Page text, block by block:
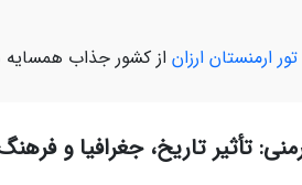
تور ارمنستان ارزان از کشور جذاب همسایه
تأثیر تاریخ، جغرافیا و